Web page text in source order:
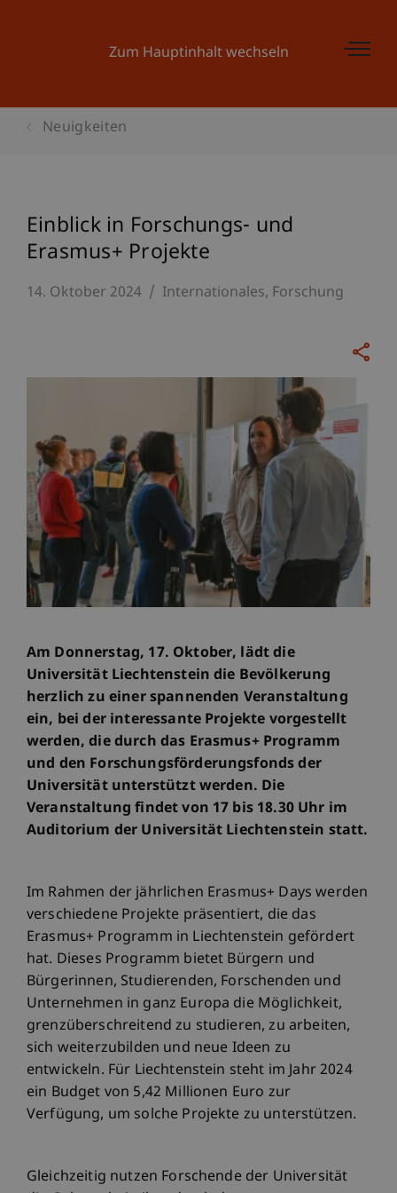
Zum Hauptinhalt wechseln
Neuigkeiten
Einblick in Forschungs- und
Erasmus+ Projekte
14. Oktober 2024 Internationales Forschung
Am Donnerstag, 17. Oktober, lädt die
Universität Liechtenstein die Bevölkerung
herzlich zu einer spannenden Veranstaltung
ein, bei der interessante Projekte vorgestellt
werden, die durch das Erasmus+ Programm
und den Forschungsförderungsfonds der
Universität unterstützt werden. Die
Veranstaltung findet von 17 bis 18.30 Uhr im
Auditorium der Universität Liechtenstein statt.
Im Rahmen der jährlichen Erasmus+ Days werden
verschiedene Projekte präsentiert, die das
Erasmus+ Programm in Liechtenstein gefördert
hat. Dieses Programm bietet Bürgern und
Bürgerinnen, Studierenden, Forschenden und
Unternehmen in ganz Europa die Möglichkeit,
grenzüberschreitend zu studieren, zu arbeiten,
sich weiterzubilden und neue Ideen zu
entwickeln. Für Liechtenstein steht im Jahr 2024
ein Budget von 5,42 Millionen Euro zur
Verfügung, um solche Projekte zu unterstützen.
Gleichzeitig nutzen Forschende der Universität